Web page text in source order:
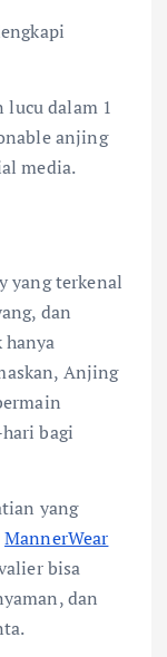
lucu dalam 1
anjing
media.
yang terkenal
dan
hanya
Anjing
bagi
yang
MannerWear
bisa
dan